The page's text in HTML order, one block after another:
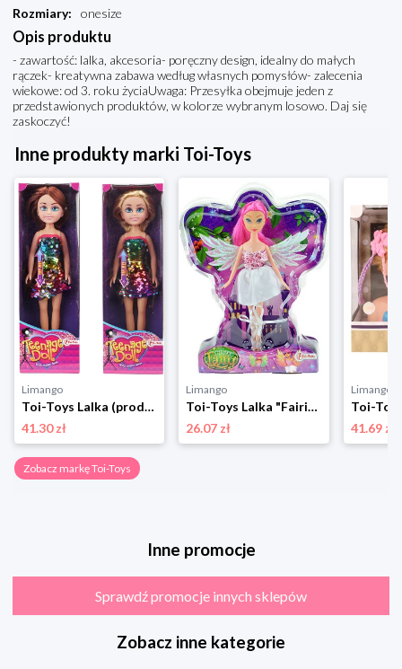
Rozmiary: onesize
Opis produktu
- zawartość: lalka, akcesoria- poręczny design, idealny do małych
rączek- kreatywna zabawa według własnych pomysłów- zalecenia
wiekowe: od 3. roku życiaUwaga: Przesyłka obejmuje jeden z
przedstawionych produktów, w kolorze wybranym losowo. Daj się
zaskoczyć!
Inne produkty marki Toi-Toys
Limango
Toi-Toys Lalka (produkt niespodzianka) - 3+ rozmiar: onesize
41.30 zł
Limango
Toi-Toys Lalka "Fairies Fee" - 3+ rozmiar: onesize
26.07 zł
Limango
41.69 zł
Zobacz markę Toi-Toys
Inne promocje
Sprawdź promocje innych sklepów
Zobacz inne kategorie